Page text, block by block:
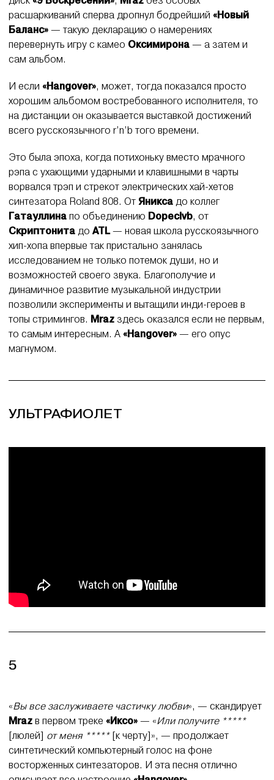
расшаркиваний сперва дропнул бодрейший «Новый
Баланс» — такую декларацию о намерениях
перевернуть игру с камео Оксимирона — а затем и
сам альбом.
И если «Hangover», может, тогда показался просто
хорошим альбомом востребованного исполнителя, то
на дистанции он оказывается выставкой достижений
всего русскоязычного r’n’b того времени.
Это была эпоха, когда потихоньку вместо мрачного
рэпа с ухающими ударными и клавишными в чарты
ворвался трэп и стрекот электрических хай-хетов
синтезатора Roland 808. От Яникса до коллег
Гатауллина по объединению Dopeclvb, от
Скриптонита до ATL— новая школа русскоязычного
хип-хопа впервые так пристально занялась
исследованием не только потемок души, но и
возможностей своего звука. Благополучие и
динамичное развитие музыкальной индустрии
позволили эксперименты и вытащили инди-героев в
топы стримингов. Mraz здесь оказался если не первым,
то самым интересным. А «Hangover» — его опус
магнумом.
УЛЬТРАФИОЛЕТ
5
«Вы все заслуживаете частичку любви», — скандирует
Mraz в первом треке «Иксо» — «Или получите *****
[люлей] от меня *****[к черту]», — продолжает
синтетический компьютерный голос на фоне
восторженных синтезаторов. И эта песня отлично